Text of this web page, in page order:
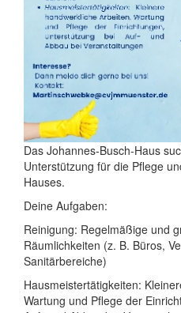
Das Johannes-Busch-Haus
Unterstützung für die Pflege
Hauses.
Deine Aufgaben:
Reinigung: Regelmäßige und
Räumlichkeiten (z. B. Büros,
Sanitärbereiche)
Hausmeistertätigkeiten:
Wartung und Pflege der